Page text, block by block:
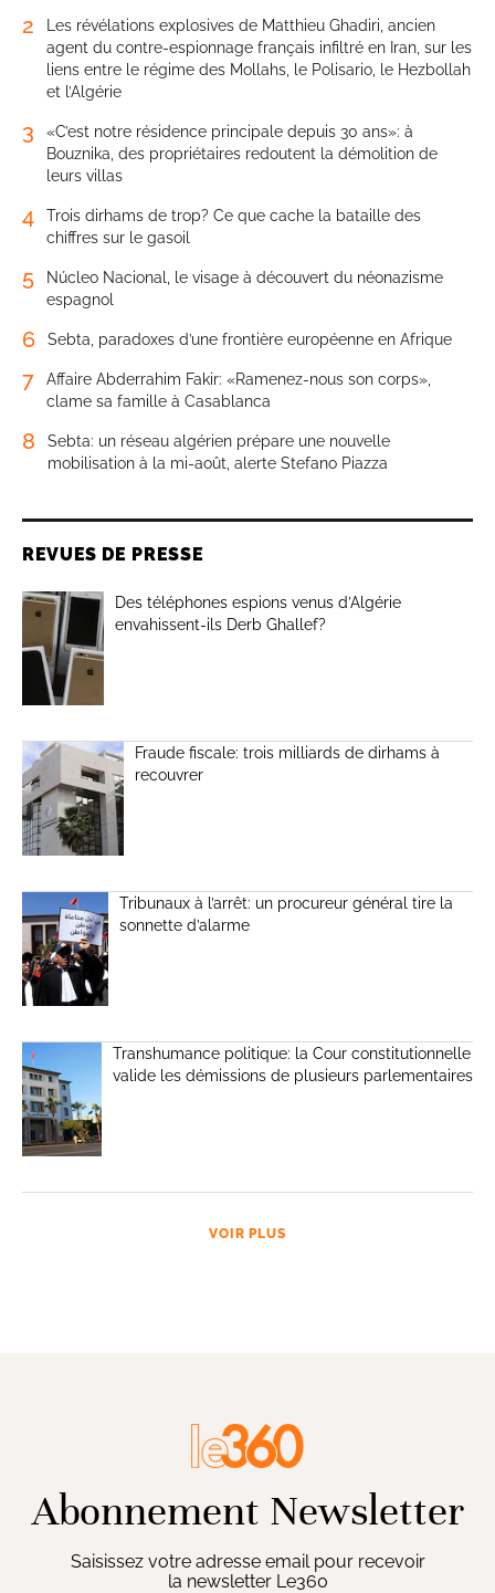
2
Les révélations explosives de Matthieu Ghadiri, ancien
agent du contre-espionnage français infiltré en Iran, sur les
liens entre le régime des Mollahs, le Polisario, le Hezbollah
et l’Algérie
3
«C’est notre résidence principale depuis 30 ans»: à
Bouznika, des propriétaires redoutent la démolition de
leurs villas
4
Trois dirhams de trop? Ce que cache la bataille des
chiffres sur le gasoil
5
Núcleo Nacional, le visage à découvert du néonazisme
espagnol
6 Sebta, paradoxes d’une frontière européenne en Afrique
7
Affaire Abderrahim Fakir: «Ramenez-nous son corps»,
clame sa famille à Casablanca
8
Sebta: un réseau algérien prépare une nouvelle
mobilisation à la mi-août, alerte Stefano Piazza
REVUES DE PRESSE
Des téléphones espions venus d’Algérie
envahissent-ils Derb Ghallef?
Fraude fiscale: trois milliards de dirhams à
recouvrer
Tribunaux à l’arrêt: un procureur général tire la
sonnette d’alarme
Transhumance politique: la Cour constitutionnelle
valide les démissions de plusieurs parlementaires
VOIR PLUS
Abonnement Newsletter
Saisissez votre adresse email pour recevoir
la newsletter Le360